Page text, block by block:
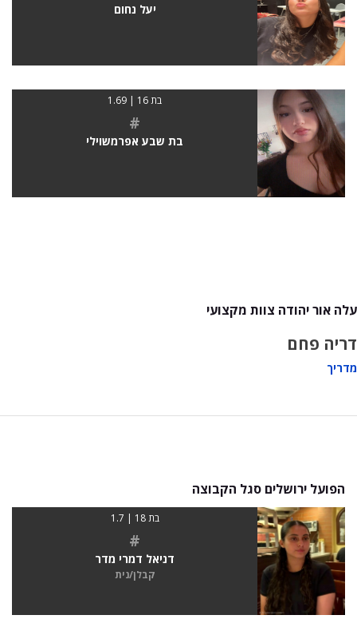
יעל נחום
בת 16 | 1.69
#
בת שבע אפרמשוילי
עלה אור יהודה צוות מקצועי
דריה פחם
מדריך
הפועל ירושלים סגל הקבוצה
בת 18 | 1.7
#
דניאל דמרי מדר
קבלן/נית